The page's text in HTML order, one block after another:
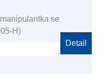
se
H)
Detail